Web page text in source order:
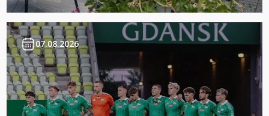
07.08.2026